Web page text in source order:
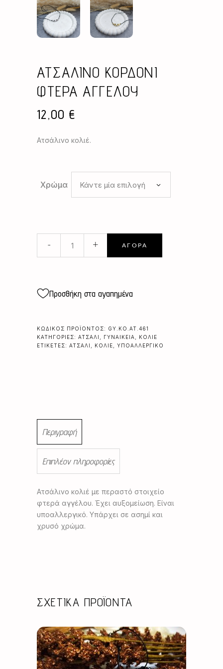
ΑΤΣΑΛΙΝΟ ΚΟΡΔΟΝΙ
ΦΤΕΡΑ ΑΓΓΕΛΟΥ
12,00 €
Ατσάλινο κολιέ.
Χρώμα Κάντε μία επιλογή
ΚΟΡΔΟΝΙ
- + ΑΓΟΡΆ
Προσθήκη στα αγαπημένα
ΚΩΔΙΚΌΣ ΠΡΟΪΌΝΤΟΣ: GY.KO.AT.461
ΚΑΤΗΓΟΡΊΕΣ: ΑΤΣΆΛΙ ΓΥΝΑΙΚΕΊΑ
ΚΟΛΙΈ
ΕΤΙΚΈΤΕΣ: ΑΤΣΆΛΙ ΚΟΛΙΈ ΥΠΟΑΛΛΕΡΓΙΚΌ
Περιγραφή
Επιπλέον πληροφορίες
Ατσάλινο κολιέ με περαστό στοιχείο
φτερά αγγέλου. Έχει αυξομείωση. Είναι
υποαλλεργικό. Υπάρχει σε ασημί και
χρυσό χρώμα.
ΣΧΕΤΙΚΆ ΠΡΟΪΌΝΤΑ